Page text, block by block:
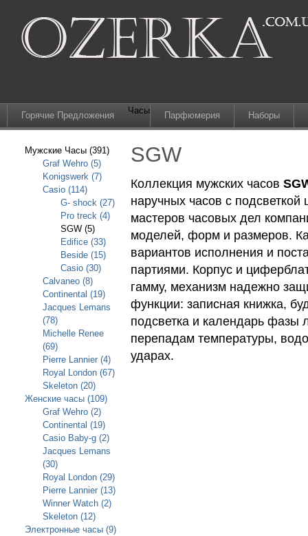
Горячие Предложения Часы Парфюмерия Наборы
Мужские Часы (391)
Graf Wehro (5)
Konigswerk (7)
Casio (114)
G- shock (27)
Pro treck (4)
SGW (5)
Edifice (33)
Beside (15)
Casio (30)
Calvaneo (8)
Continental (19)
Jacques Lemans
(78)
Michelle Renee
(69)
Pierre Lannier (4)
Royal London (67)
Skeleton (20)
Женские часы (109)
Graf Wehro (2)
Continental (19)
Casio Baby-g (2)
Jacques Lemans
(30)
Royal London (29)
Pierre Lannier (13)
Winner Watch (2)
Skeleton (12)
Электронные часы (9)
SGW
Коллекция мужских часов
наручных часов с
мастеров часовых дел
моделей, форм и размеров.
вариантов исполнения и
партиями. Корпус и
гамму, механизм надежно
функции: записная книжка,
подсветка и календарь фазы
перепадам температуры,
ударах.